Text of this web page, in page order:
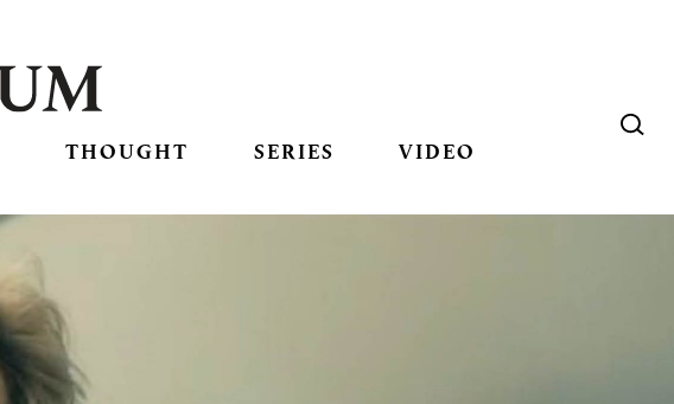
THOUGHT SERIES VIDEO